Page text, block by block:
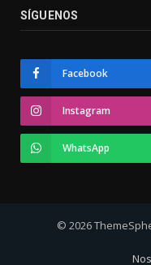
SÍGUENOS
Facebook
Instagram
WhatsApp
© 2026